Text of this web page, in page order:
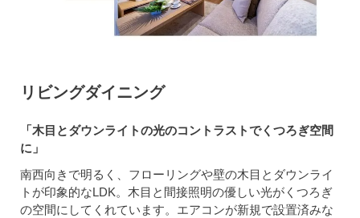
リビングダイニング
「木目とダウンライトの光のコントラストでくつろぎ空間
に」
南西向きで明るく、フローリングや壁の木目とダウンライ
トが印象的なLDK。木目と間接照明の優しい光がくつろぎ
の空間にしてくれています。エアコンが新規で設置済みな